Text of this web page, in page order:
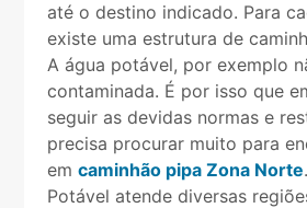
até o destino indicado. Para
existe uma estrutura de
A água potável, por exemplo
contaminada. É por isso que
seguir as devidas normas e
precisa procurar muito para
em caminhão pipa Zona Norte
Potável atende diversas